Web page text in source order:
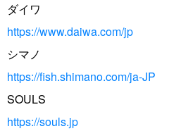
ダイワ
https://www.daiwa.com/jp
シマノ
https://fish.shimano.com/ja-JP
SOULS
https://souls.jp